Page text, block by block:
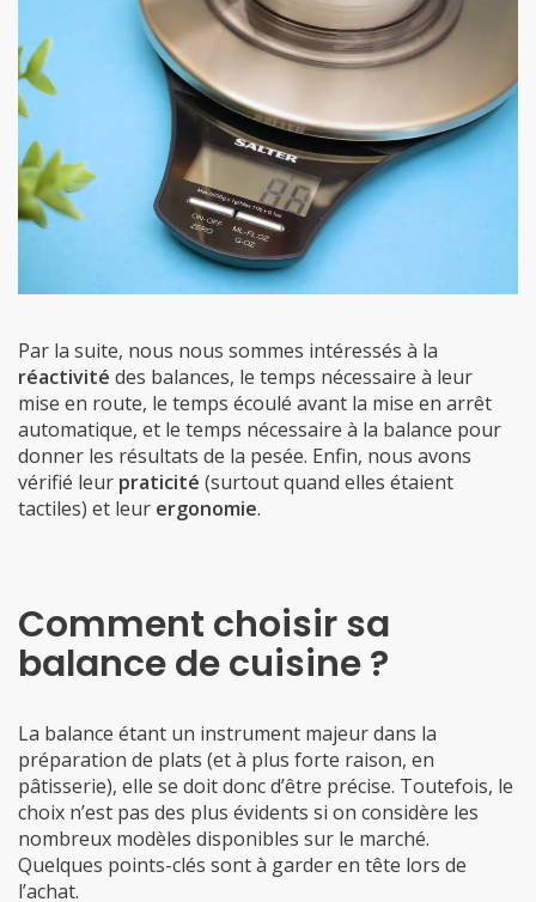
Par la suite, nous nous sommes intéressés à la
réactivité des balances, le temps nécessaire à leur
mise en route, le temps écoulé avant la mise en arrêt
automatique, et le temps nécessaire à la balance pour
donner les résultats de la pesée. Enfin, nous avons
vérifié leur praticité (surtout quand elles étaient
tactiles) et leur ergonomie.
Comment choisir sa
balance de cuisine ?
La balance étant un instrument majeur dans la
préparation de plats (et à plus forte raison, en
pâtisserie), elle se doit donc d’être précise. Toutefois, le
choix n’est pas des plus évidents si on considère les
nombreux modèles disponibles sur le marché.
Quelques points-clés sont à garder en tête lors de
l’achat.